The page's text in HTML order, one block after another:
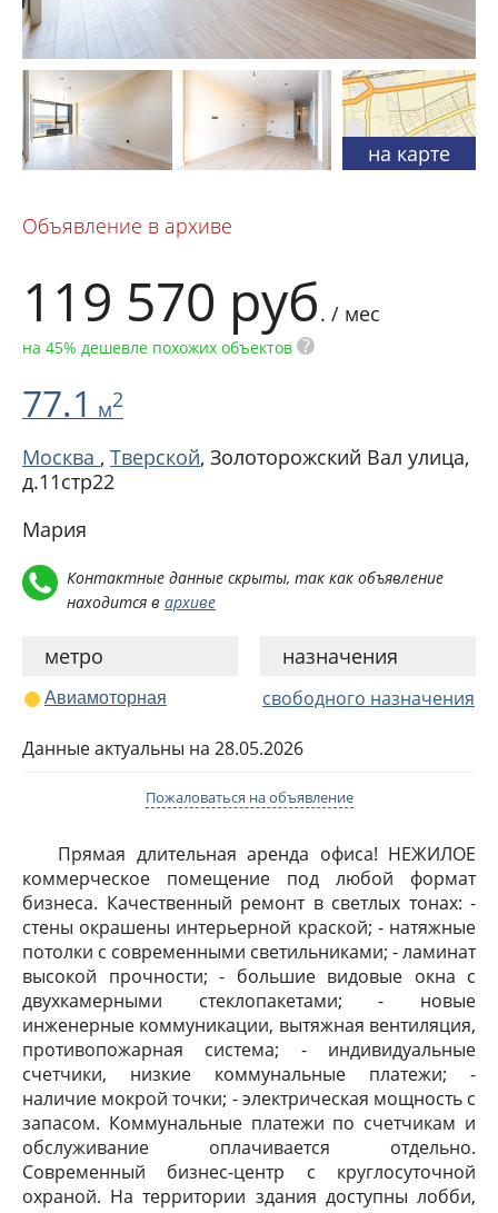
на карте
Объявление в архиве
119 570 руб. / мес
на 45% дешевле похожих объектов ?
77.1 м2
Москва , Тверской, Золоторожский Вал улица,
д.11стр22
Мария
Контактные данные скрыты, так как объявление
находится в архиве
метро
Авиамоторная
назначения
свободного назначения
Данные актуальны на 28.05.2026
Пожаловаться на объявление
Прямая длительная аренда офиса! НЕЖИЛОЕ
коммерческое помещение под любой формат
бизнеса. Качественный ремонт в светлых тонах: -
стены окрашены интерьерной краской; - натяжные
потолки с современными светильниками; - ламинат
высокой прочности; - большие видовые окна с
двухкамерными стеклопакетами; - новые
инженерные коммуникации, вытяжная вентиляция,
противопожарная система; - индивидуальные
счетчики, низкие коммунальные платежи; -
наличие мокрой точки; - электрическая мощность с
запасом. Коммунальные платежи по счетчикам и
обслуживание оплачивается отдельно.
Современный бизнес-центр с круглосуточной
охраной. На территории здания доступны лобби,